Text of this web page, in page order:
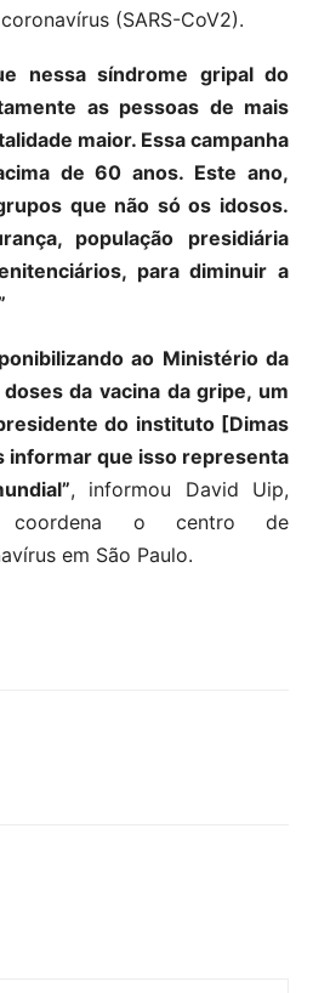
(SARS-CoV2).
nessa síndrome gripal do
as pessoas de mais
maior. Essa campanha
de 60 anos. Este ano,
que não só os idosos.
população presidiária
para diminuir a
ao Ministério da
da vacina da gripe, um
do instituto [Dimas
informar que isso representa
, informou David Uip,
coordena o centro de
em São Paulo.